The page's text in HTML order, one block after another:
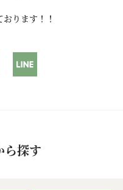
ります！！
ら探す